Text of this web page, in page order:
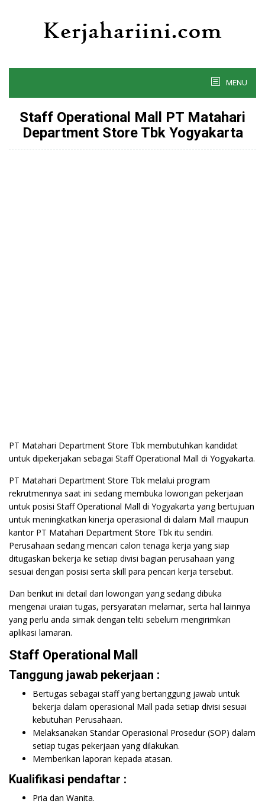
MENU
Staff Operational Mall PT Matahari
Department Store Tbk Yogyakarta
PT Matahari Department Store Tbk membutuhkan kandidat
untuk dipekerjakan sebagai Staff Operational Mall di Yogyakarta.
PT Matahari Department Store Tbk melalui program
rekrutmennya saat ini sedang membuka lowongan pekerjaan
untuk posisi Staff Operational Mall di Yogyakarta yang bertujuan
untuk meningkatkan kinerja operasional di dalam Mall maupun
kantor PT Matahari Department Store Tbk itu sendiri.
Perusahaan sedang mencari calon tenaga kerja yang siap
ditugaskan bekerja ke setiap divisi bagian perusahaan yang
sesuai dengan posisi serta skill para pencari kerja tersebut.
Dan berikut ini detail dari lowongan yang sedang dibuka
mengenai uraian tugas, persyaratan melamar, serta hal lainnya
yang perlu anda simak dengan teliti sebelum mengirimkan
aplikasi lamaran.
Staff Operational Mall
Tanggung jawab pekerjaan :
Bertugas sebagai staff yang bertanggung jawab untuk
bekerja dalam operasional Mall pada setiap divisi sesuai
kebutuhan Perusahaan.
Melaksanakan Standar Operasional Prosedur (SOP) dalam
setiap tugas pekerjaan yang dilakukan.
Memberikan laporan kepada atasan.
Kualifikasi pendaftar :
Pria dan Wanita.